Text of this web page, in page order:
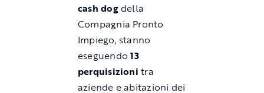
cash dogdella
Compagnia Pronto
Impiego, stanno
eseguendo13
perquisizioni tra
aziende e abitazioni dei